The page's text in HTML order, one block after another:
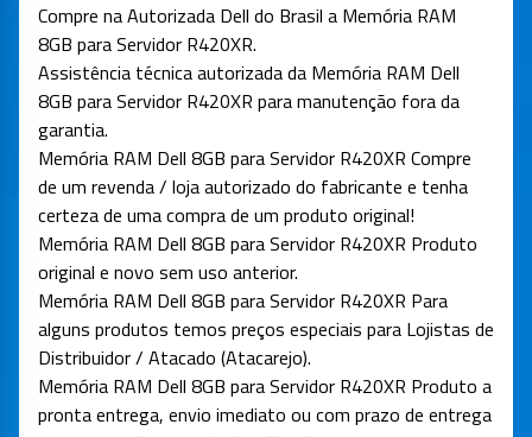
Compre na Autorizada Dell do Brasil a Memória RAM
8GB para Servidor R420XR.
Assistência técnica autorizada da Memória RAM Dell
8GB para Servidor R420XR para manutenção fora da
garantia.
Memória RAM Dell 8GB para Servidor R420XR Compre
de um revenda / loja autorizado do fabricante e tenha
certeza de uma compra de um produto original!
Memória RAM Dell 8GB para Servidor R420XR Produto
original e novo sem uso anterior.
Memória RAM Dell 8GB para Servidor R420XR Para
alguns produtos temos preços especiais para Lojistas de
Distribuidor / Atacado (Atacarejo).
Memória RAM Dell 8GB para Servidor R420XR Produto a
pronta entrega, envio imediato ou com prazo de entrega